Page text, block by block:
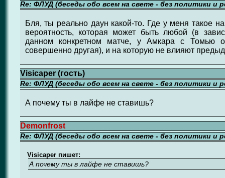
Re: ФЛУД (беседы обо всем на свете - без политики и
Бля, ты реально даун какой-то. Где у меня такое
вероятность, которая может быть любой (в
данном конкретном матче, у Амкара с Томью
совершенно другая), и на которую не влияют
Visicaper (гость)
Re: ФЛУД (беседы обо всем на свете - без политики и
А почему ты в лайфе не ставишь?
Demonfrost
Re: ФЛУД (беседы обо всем на свете - без политики и
Visicaper пишет:
А почему ты в лайфе не ставишь?